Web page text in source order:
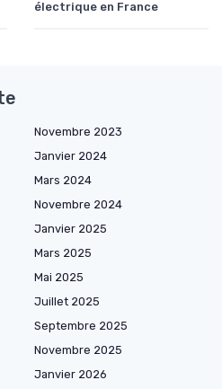
électrique en France
Novembre 2023
Janvier 2024
Mars 2024
Novembre 2024
Janvier 2025
Mars 2025
Mai 2025
Juillet 2025
Septembre 2025
Novembre 2025
Janvier 2026